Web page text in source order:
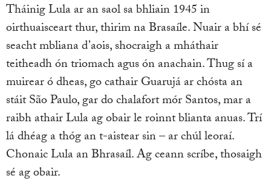
Tháinig Lula ar an saol sa bhliain 1945 in
oirthuaisceart thur, thirim na Brasaíle. Nuair a bhí sé
seacht mbliana d’aois, shocraigh a mháthair
teitheadh ón triomach agus ón anachain. Thug sí a
muirear ó dheas, go cathair Guarujá ar chósta an
stáit São Paulo, gar do chalafort mór Santos, mar a
raibh athair Lula ag obair le roinnt blianta anuas. Trí
lá dhéag a thóg an t-aistear sin – ar chúl leoraí.
Chonaic Lula an Bhrasaíl. Ag ceann scríbe, thosaigh
sé ag obair.